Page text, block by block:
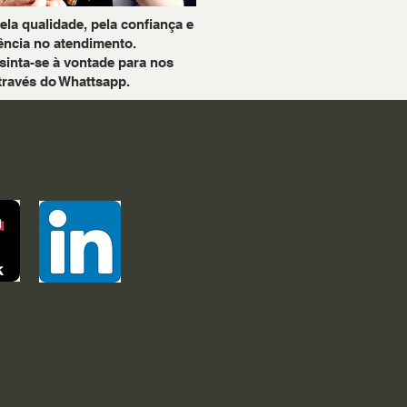
qualidade, pela confiança e
no atendimento.
se à vontade para nos
do Whattsapp.